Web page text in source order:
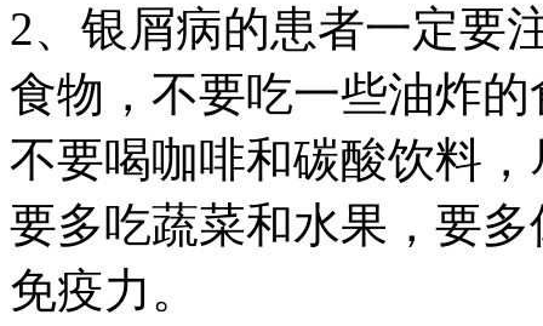
2、银屑病的患者一定要
食物，不要吃一些油炸
不要喝咖啡和碳酸饮料
要多吃蔬菜和水果，要
免疫力。